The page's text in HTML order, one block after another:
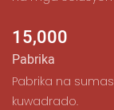
15,000
Pabrika
︎Pabrika na
kuwadrado.